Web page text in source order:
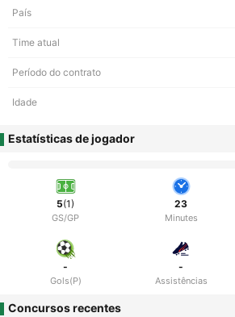
País
Time atual
Período do contrato
Idade
Estatísticas de jogador
5(1)
GS/GP
23
Minutes
-
Gols(P)
-
Assistências
Concursos recentes